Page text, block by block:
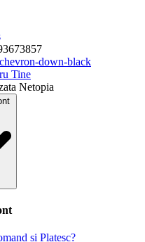
si Platesc?